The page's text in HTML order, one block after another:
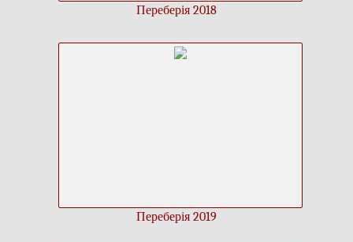
Переберія 2018
Переберія 2019